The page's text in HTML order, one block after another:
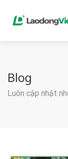
Blog
Luôn cập nhật